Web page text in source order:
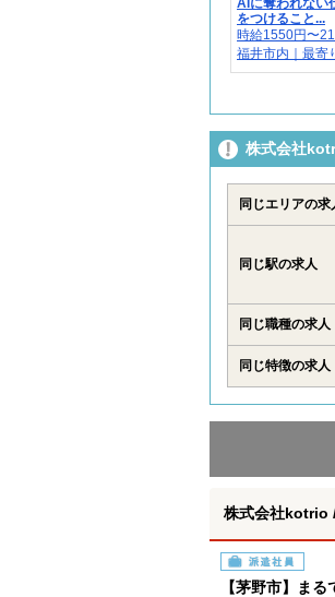
AIに奪われない
をつけること...
時給1550円〜
福井市内｜最寄
株式会社
同じエリアの求
同じ駅の求人
同じ職種の求人
同じ特徴の求人
株式会社kotrio
派遣社員
【茅野市】ま